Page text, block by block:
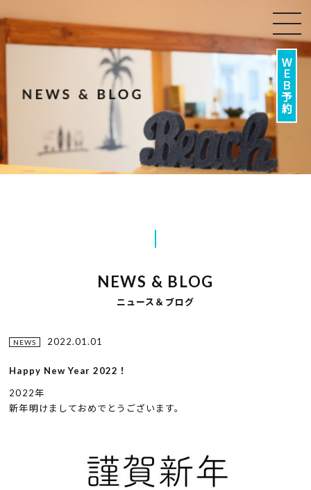
NEWS & BLOG
ニュース＆ブログ
NEWS 2022.01.01
Happy New Year 2022！
2022年
新年明けましておめでとうございます。